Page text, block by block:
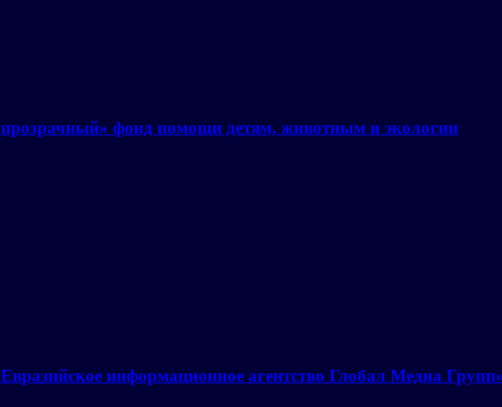
фонд помощи детям, животным и экологии
информационное агентство Глобал Медиа